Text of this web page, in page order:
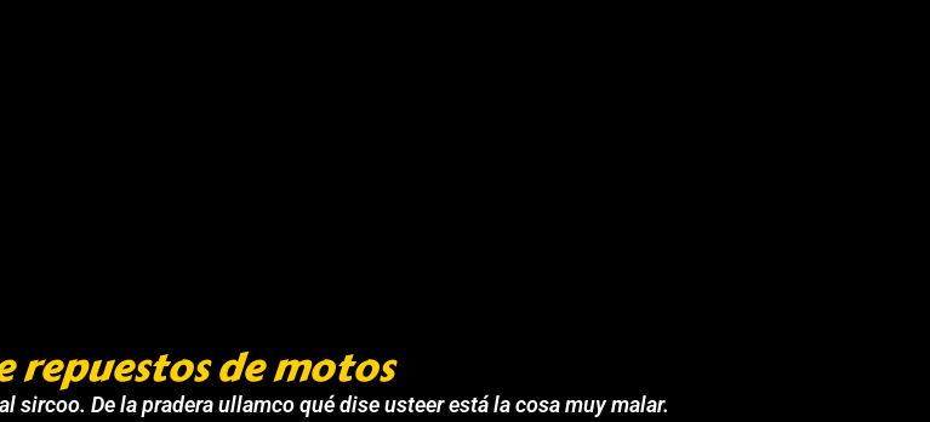
repuestos de motos
De la pradera ullamco qué dise usteer está la cosa muy malar.